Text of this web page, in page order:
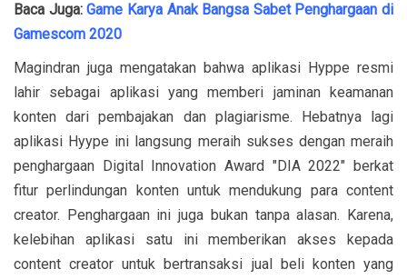
Baca Juga:Game Karya Anak Bangsa Sabet Penghargaan di
Gamescom 2020
Magindran juga mengatakan bahwa aplikasi Hyppe resmi
lahir sebagai aplikasi yang memberi jaminan keamanan
konten dari pembajakan dan plagiarisme. Hebatnya lagi
aplikasi Hyype ini langsung meraih sukses dengan meraih
penghargaan Digital Innovation Award "DIA 2022" berkat
fitur perlindungan konten untuk mendukung para content
creator. Penghargaan ini juga bukan tanpa alasan. Karena,
kelebihan aplikasi satu ini memberikan akses kepada
content creator untuk bertransaksi jual beli konten yang